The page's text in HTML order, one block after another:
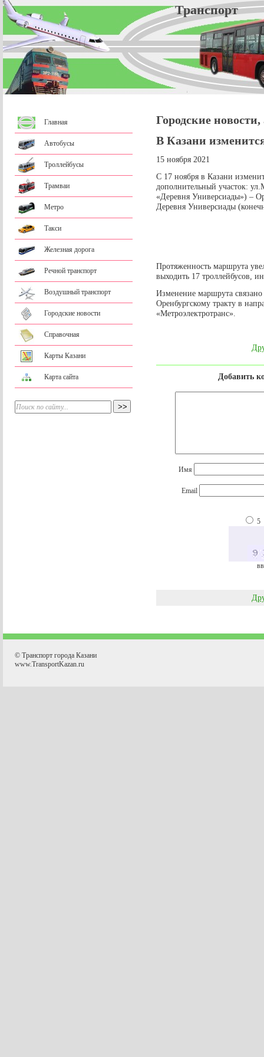
Главная
Автобусы
Троллейбусы
Трамваи
Метро
Такси
Железная дорога
Речной транспорт
Воздушный транспорт
Городские новости
Справочная
Карты Казани
Карта сайта
Городские
В Казани
15 ноября 2021
С 17 ноября в Казани
дополнительный участок:
«Деревня Универсиады») –
Деревня Универсиады
Протяженность маршрута
выходить 17 троллейбусов,
Изменение маршрута
Оренбургскому тракту в
«Метроэлектротранс».
Добавить
Имя
Email
5
© Транспорт города Казани
www.TransportKazan.ru